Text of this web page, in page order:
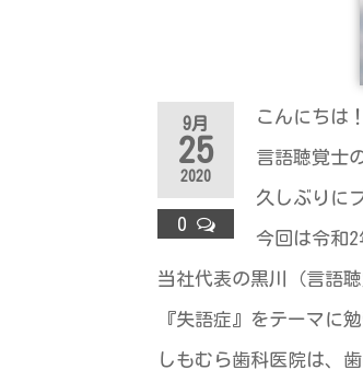
9月
25
2020
0
こんにちは！
言語聴覚士
久しぶりに
今回は令和
当社代表の黒川（言語
『失語症』をテーマに
しもむら歯科医院は、